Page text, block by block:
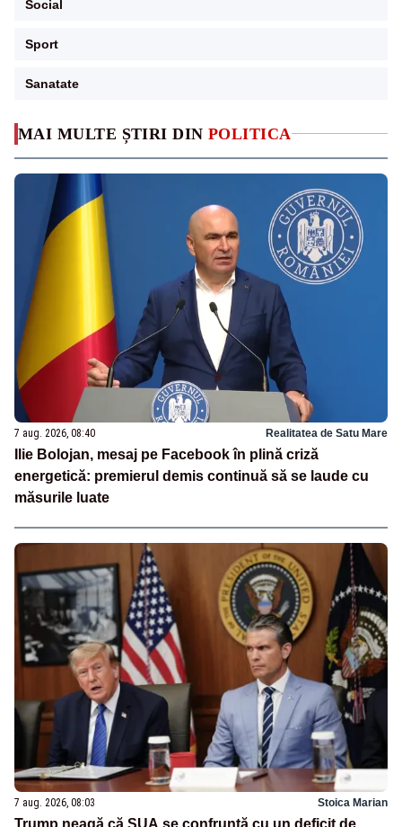
MAI MULTE ȘTIRI DIN POLITICA
7 aug. 2026, 08:40 Realitatea de Satu Mare
Ilie Bolojan, mesaj pe Facebook în plină criză
energetică: premierul demis continuă să se laude cu
măsurile luate
7 aug. 2026, 08:03 Stoica Marian
Trump neagă că SUA se confruntă cu un deficit de
Social
Sport
Sanatate